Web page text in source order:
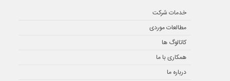
خدمات شرکت
مطالعات موردی
کاتالوگ ها
همکاری با ما
درباره ما